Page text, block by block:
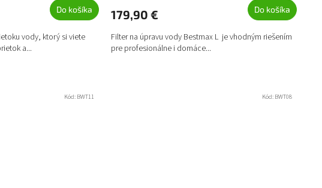
Do košíka
vody, ktorý si viete
a...
179,90 € Do košíka
Filter na úpravu vody Bestmax L je vhodným riešením
pre profesionálne i domáce...
Kód: BWT11 Kód: BWT08